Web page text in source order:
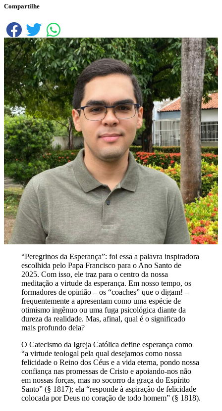
Compartilhe
“Peregrinos da Esperança”: foi essa a palavra inspiradora
escolhida pelo Papa Francisco para o Ano Santo de
2025. Com isso, ele traz para o centro da nossa
meditação a virtude da esperança. Em nosso tempo, os
formadores de opinião – os “coaches” que o digam! –
frequentemente a apresentam como uma espécie de
otimismo ingênuo ou uma fuga psicológica diante da
dureza da realidade. Mas, afinal, qual é o significado
mais profundo dela?
O Catecismo da Igreja Católica define esperança como
“a virtude teologal pela qual desejamos como nossa
felicidade o Reino dos Céus e a vida eterna, pondo nossa
confiança nas promessas de Cristo e apoiando-nos não
em nossas forças, mas no socorro da graça do Espírito
Santo” (§ 1817); ela “responde à aspiração de felicidade
colocada por Deus no coração de todo homem” (§ 1818).